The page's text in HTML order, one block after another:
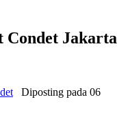
Condet Jakarta
Diposting pada 06